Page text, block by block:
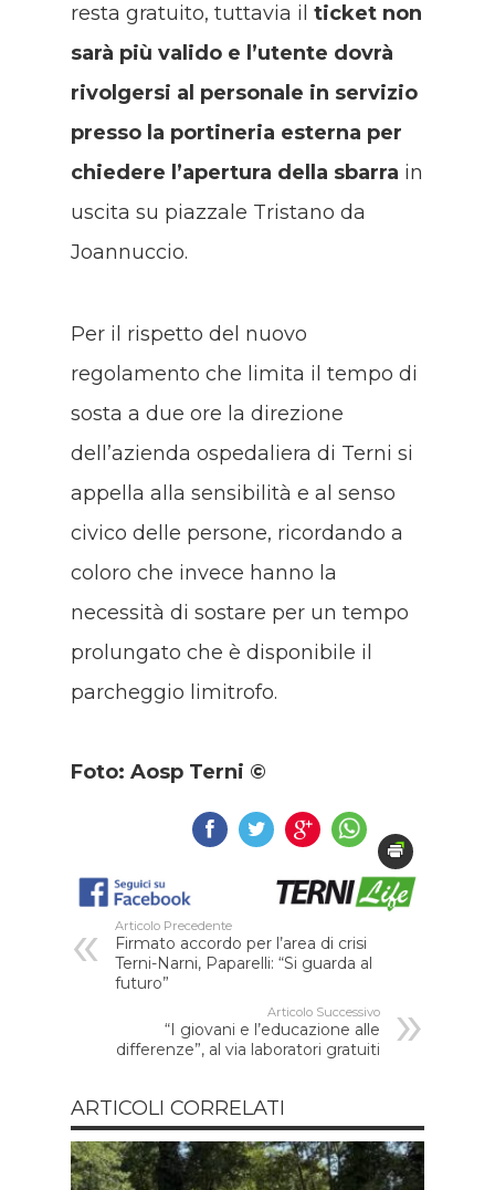
resta gratuito, tuttavia il ticket non
sarà più valido e l’utente dovrà
rivolgersi al personale in servizio
presso la portineria esterna per
chiedere l’apertura della sbarra in
uscita su piazzale Tristano da
Joannuccio.
Per il rispetto del nuovo
regolamento che limita il tempo di
sosta a due ore la direzione
dell’azienda ospedaliera di Terni si
appella alla sensibilità e al senso
civico delle persone, ricordando a
coloro che invece hanno la
necessità di sostare per un tempo
prolungato che è disponibile il
parcheggio limitrofo.
Foto: Aosp Terni ©
Articolo Precedente
Firmato accordo per l’area di crisi
Terni-Narni, Paparelli: “Si guarda al
futuro”
Articolo Successivo
“I giovani e l’educazione alle
differenze”, al via laboratori gratuiti
ARTICOLI CORRELATI